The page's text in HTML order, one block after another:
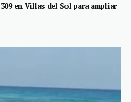
en Villas del Sol para ampliar